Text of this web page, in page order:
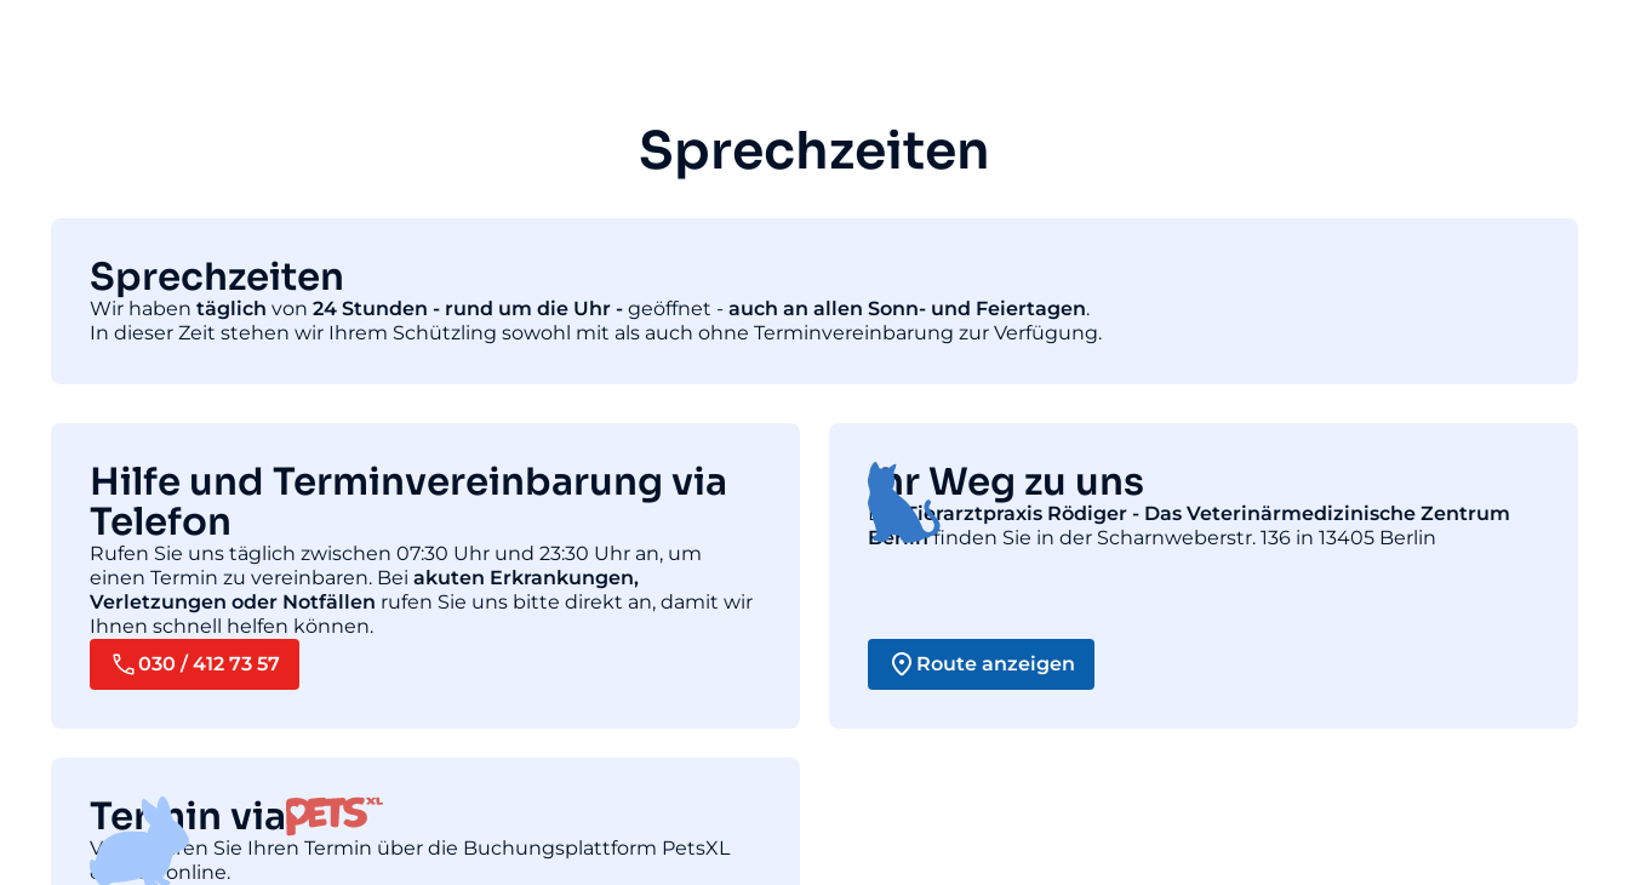
Sprechzeiten
Sprechzeiten
Wir haben täglich von 24 Stunden - rund um die Uhr - geöffnet - auch an allen Sonn- und Feiertagen.
In dieser Zeit stehen wir Ihrem Schützling sowohl mit als auch ohne Terminvereinbarung zur Verfügung.
Hilfe und Terminvereinbarung via
Telefon
Rufen Sie uns täglich zwischen 07:30 Uhr und 23:30 Uhr an, um
einen Termin zu vereinbaren. Bei akuten Erkrankungen,
Verletzungen oder Notfällen rufen Sie uns bitte direkt an, damit wir
Ihnen schnell helfen können.
030 / 412 73 57
Ihr Weg zu uns
Die
Tierarztpraxis Rödiger - Das Veterinärmedizinische Zentrum
Berlinfinden Sie in der Scharnweberstr. 136 in 13405 Berlin
Route anzeigen
Termin via
Vereinbaren Sie Ihren Termin über die Buchungsplattform PetsXL
einfach online.